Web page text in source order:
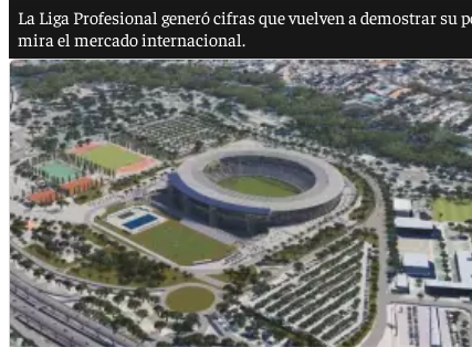
La Liga Profesional generó cifras que vuelven a demostrar su
mira el mercado internacional.